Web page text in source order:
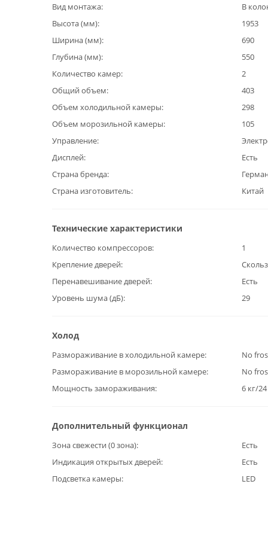
Вид монтажа
В
Высота (мм)
1953
Ширина (мм)
690
Глубина (мм)
550
Количество камер
2
Общий объем
403
Объем холодильной камеры
298
Объем морозильной камеры
105
Управление
Дисплей
Есть
Страна бренда
Страна изготовитель
Китай
Технические характеристики
Количество компрессоров
1
Крепление дверей
Перенавешивание дверей
Есть
Уровень шума (дБ)
29
Холод
Размораживание в холодильной камере
No
Размораживание в морозильной камере
No
Мощность замораживания
6 кг/
Дополнительный функционал
Зона свежести (0 зона)
Есть
Индикация открытых дверей
Есть
Подсветка камеры
LED